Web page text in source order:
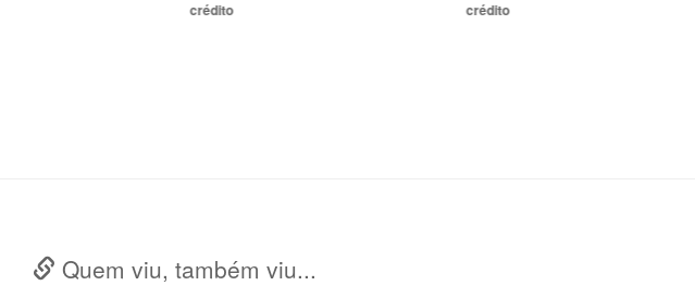
Quem viu, também viu...